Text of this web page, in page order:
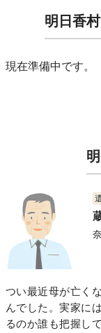
明日香
現在準備中です。
つい最近母が亡く
んでした。実家に
るのか誰も把握し